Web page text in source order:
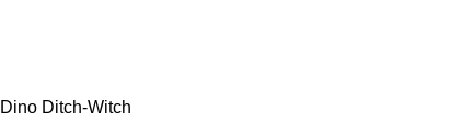
Dino Ditch-Witch